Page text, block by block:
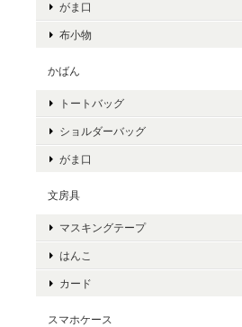
がま口
布小物
かばん
トートバッグ
ショルダーバッグ
がま口
文房具
マスキングテープ
はんこ
カード
スマホケース